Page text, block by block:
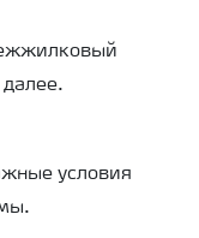
условия